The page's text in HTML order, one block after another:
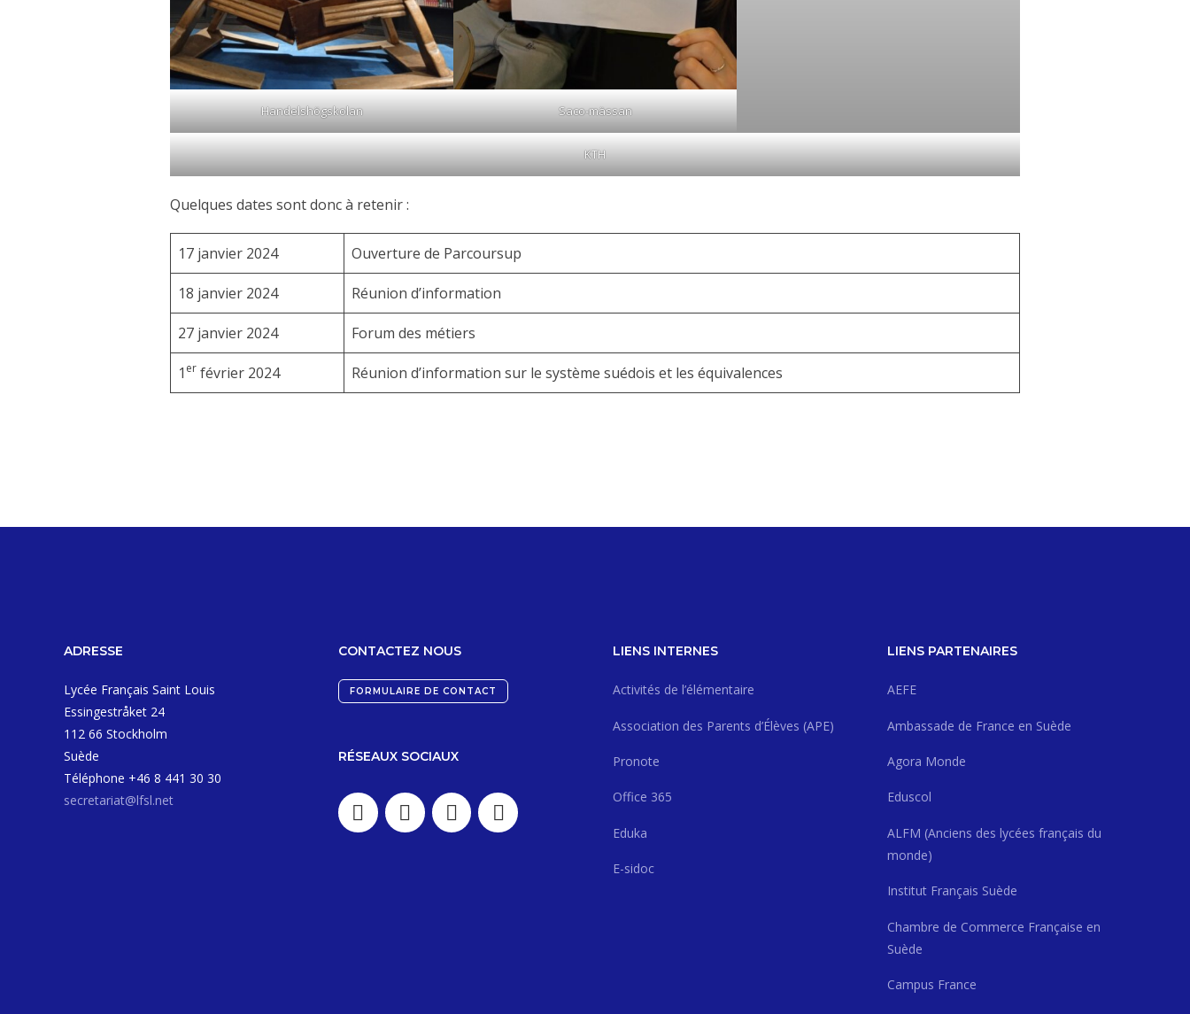
Handelshögskolan Saco-mässan
KTH
Quelques dates sont donc à retenir :
17 janvier 2024 Ouverture de Parcoursup
18 janvier 2024 Réunion d’information
27 janvier 2024 Forum des métiers
1 er février 2024 Réunion d’information sur le système suédois et les équivalences
ADRESSE
Lycée Français Saint Louis
Essingestråket 24
112 66 Stockholm
Suède
Téléphone +46 8 441 30 30
secretariat@lfsl.net
CONTACTEZ NOUS
FORMULAIRE DE CONTACT
RÉSEAUX SOCIAUX
LIENS INTERNES
Activités de l’élémentaire
Association des Parents d’Élèves (APE)
Pronote
Office 365
Eduka
E-sidoc
LIENS PARTENAIRES
AEFE
Ambassade de France en Suède
Agora Monde
Eduscol
ALFM (Anciens des lycées français du
monde)
Institut Français Suède
Chambre de Commerce Française en
Suède
Campus France